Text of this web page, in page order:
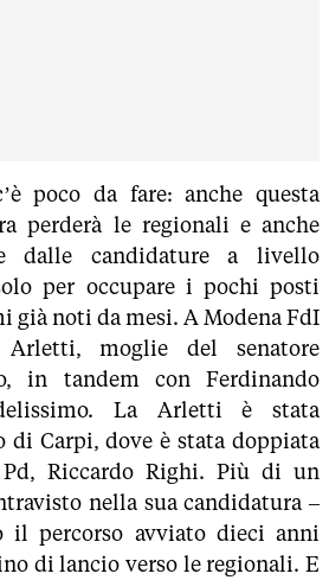
poco da fare: anche questa
perderà le regionali e anche
dalle candidature a livello
per occupare i pochi posti
già noti da mesi. A Modena FdI
Arletti, moglie del senatore
in tandem con Ferdinando
La Arletti è stata
di Carpi, dove è stata doppiata
Riccardo Righi. Più di un
nella sua candidatura –
percorso avviato dieci anni
di lancio verso le regionali. E